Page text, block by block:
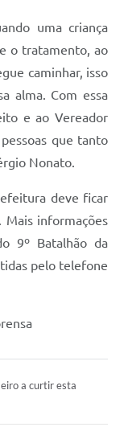
uma criança
o tratamento, ao
caminhar, isso
alma. Com essa
e ao Vereador
que tanto
Nonato.
deve ficar
informações
9º Batalhão da
pelo telefone
a curtir esta